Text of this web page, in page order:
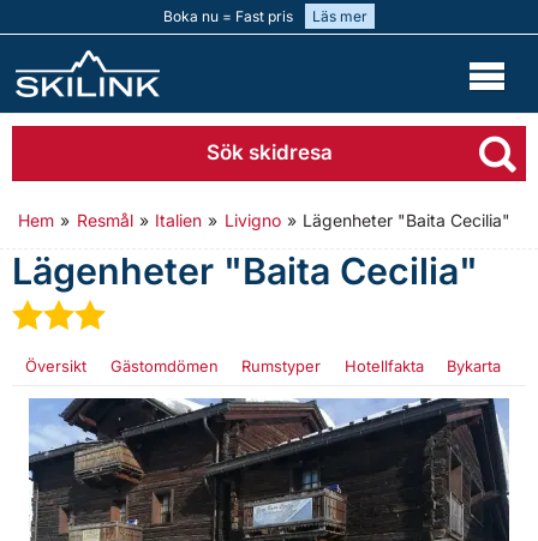
Boka nu = Fast pris Läs mer
Sök skidresa
Hem » Resmål » Italien » Livigno » Lägenheter "Baita Cecilia"
Lägenheter "Baita Cecilia"
★★
Översikt Gästomdömen Rumstyper Hotellfakta Bykarta